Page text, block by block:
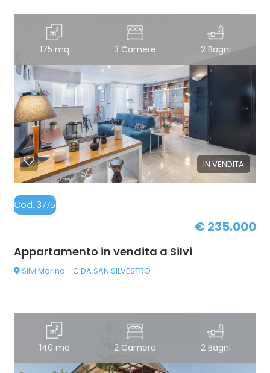
175 mq 3 Camere 2 Bagni
IN VENDITA
Cod. 37751031-PE86
€ 235.000
Appartamento in vendita a Silvi
Silvi Marina - C.DA SAN SILVESTRO
140 mq 2 Camere 2 Bagni